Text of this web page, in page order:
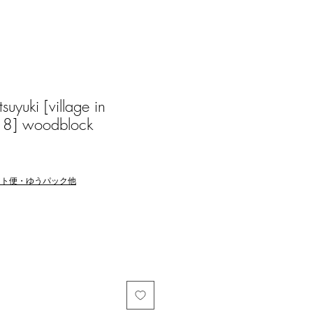
[village in
woodblock
便・ゆうパック他